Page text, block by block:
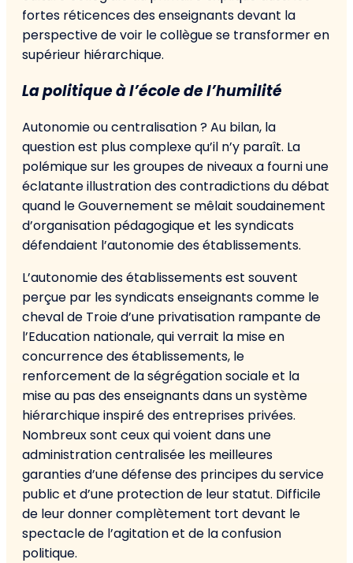
fortes réticences des enseignants devant la
perspective de voir le collègue se transformer en
supérieur hiérarchique.
La politique à l’école de l’humilité
Autonomie ou centralisation ? Au bilan, la
question est plus complexe qu’il n’y paraît. La
polémique sur les groupes de niveaux a fourni une
éclatante illustration des contradictions du débat
quand le Gouvernement se mêlait soudainement
d’organisation pédagogique et les syndicats
défendaient l’autonomie des établissements.
L’autonomie des établissements est souvent
perçue par les syndicats enseignants comme le
cheval de Troie d’une privatisation rampante de
l’Education nationale, qui verrait la mise en
concurrence des établissements, le
renforcement de la ségrégation sociale et la
mise au pas des enseignants dans un système
hiérarchique inspiré des entreprises privées.
Nombreux sont ceux qui voient dans une
administration centralisée les meilleures
garanties d’une défense des principes du service
public et d’une protection de leur statut. Difficile
de leur donner complètement tort devant le
spectacle de l’agitation et de la confusion
politique.